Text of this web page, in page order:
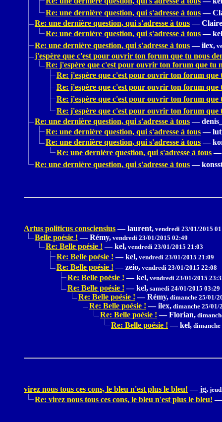
Re: une dernière question, qui s'adresse à tous —
Re: une dernière question, qui s'adresse à tous —
Re: une dernière question, qui s'adresse à tous —
Re: une dernière question, qui s'adresse à tous — ilex,
j'espère que c'est pour ouvrir ton forum que tu nous
Re: j'espère que c'est pour ouvrir ton forum que tu
Re: j'espère que c'est pour ouvrir ton forum que
Re: j'espère que c'est pour ouvrir ton forum que
Re: j'espère que c'est pour ouvrir ton forum que
Re: j'espère que c'est pour ouvrir ton forum que
Re: une dernière question, qui s'adresse à tous —
Re: une dernière question, qui s'adresse à tous —
Re: une dernière question, qui s'adresse à tous —
Re: une dernière question, qui s'adresse à tous —
Re: une dernière question, qui s'adresse à tous —
Artus politicus consciensius — laurent, vendredi 23/01/2015
Belle poésie ! — Rémy, vendredi 23/01/2015 02:49
Re: Belle poésie ! — kel, vendredi 23/01/2015 21:03
Re: Belle poésie ! — kel, vendredi 23/01/2015 21:09
Re: Belle poésie ! — zeio, vendredi 23/01/2015 22:08
Re: Belle poésie ! — kel, vendredi 23/01/2015
Re: Belle poésie ! — kel, samedi 24/01/2015 03:29
Re: Belle poésie ! — Rémy, dimanche 25/01/
Re: Belle poésie ! — ilex, dimanche 25/01/
Re: Belle poésie ! — Florian,
Re: Belle poésie ! — kel,
virez nous tous ces cons, le bleu n'est plus le bleu! — jg,
Re: virez nous tous ces cons, le bleu n'est plus le bleu! —